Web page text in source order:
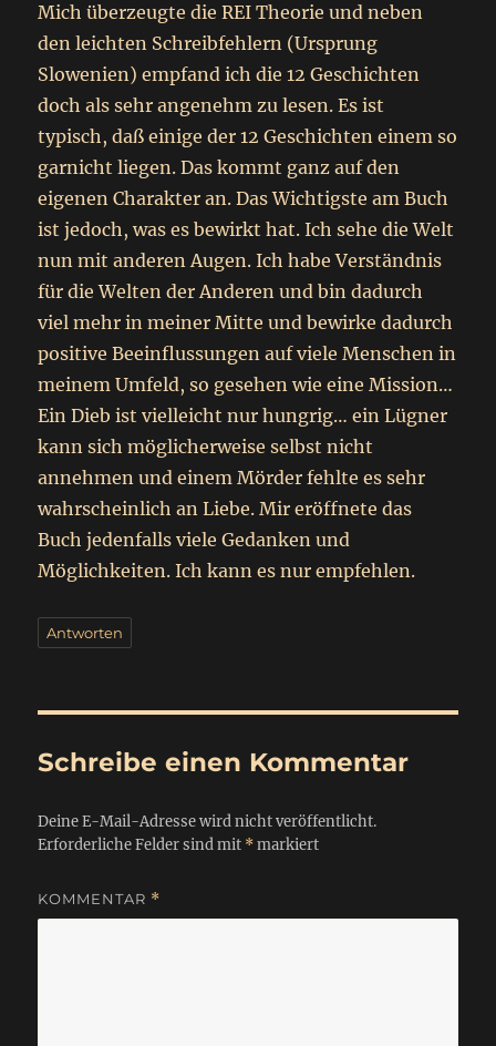
Mich überzeugte die REI Theorie und neben
den leichten Schreibfehlern (Ursprung
Slowenien) empfand ich die 12 Geschichten
doch als sehr angenehm zu lesen. Es ist
typisch, daß einige der 12 Geschichten einem so
garnicht liegen. Das kommt ganz auf den
eigenen Charakter an. Das Wichtigste am Buch
ist jedoch, was es bewirkt hat. Ich sehe die Welt
nun mit anderen Augen. Ich habe Verständnis
für die Welten der Anderen und bin dadurch
viel mehr in meiner Mitte und bewirke dadurch
positive Beeinflussungen auf viele Menschen in
meinem Umfeld, so gesehen wie eine Mission…
Ein Dieb ist vielleicht nur hungrig… ein Lügner
kann sich möglicherweise selbst nicht
annehmen und einem Mörder fehlte es sehr
wahrscheinlich an Liebe. Mir eröffnete das
Buch jedenfalls viele Gedanken und
Möglichkeiten. Ich kann es nur empfehlen.
Antworten
Schreibe einen Kommentar
Deine E-Mail-Adresse wird nicht veröffentlicht.
Erforderliche Felder sind mit *markiert
KOMMENTAR *